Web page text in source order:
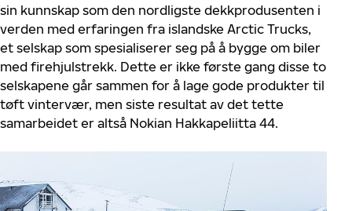
sin kunnskap som den nordligste dekkprodusenten i
verden med erfaringen fra islandske Arctic Trucks,
et selskap som spesialiserer seg på å bygge om biler
med firehjulstrekk. Dette er ikke første gang disse to
selskapene går sammen for å lage gode produkter til
tøft vintervær, men siste resultat av det tette
samarbeidet er altså Nokian Hakkapeliitta 44.